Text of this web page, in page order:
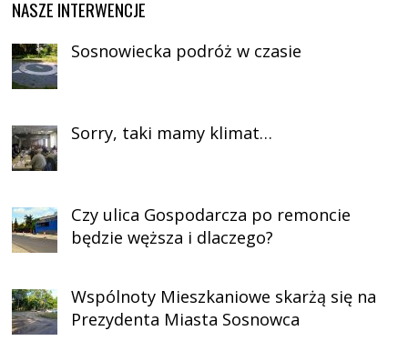
NASZE INTERWENCJE
Sosnowiecka podróż w czasie
Sorry, taki mamy klimat…
Czy ulica Gospodarcza po remoncie
będzie węższa i dlaczego?
Wspólnoty Mieszkaniowe skarżą się na
Prezydenta Miasta Sosnowca